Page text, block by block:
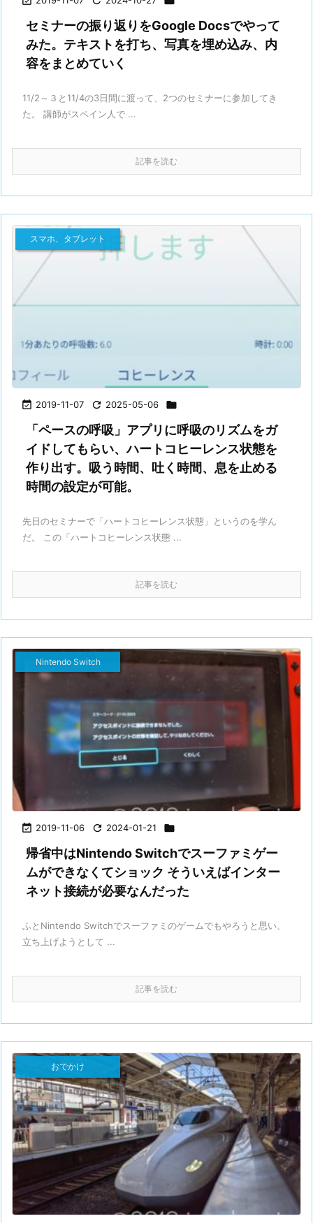
セミナーの振り返りをGoogle Docsでやって
みた。テキストを打ち、写真を埋め込み、内
容をまとめていく
11/2～３と11/4の3日間に渡って、2つのセミナーに参加してき
た。 講師がスペイン人で ...
記事を読む
 2019-11-07  2025-05-06 
スマホ、タブレット
「ペースの呼吸」アプリに呼吸のリズムをガ
イドしてもらい、ハートコヒーレンス状態を
作り出す。吸う時間、吐く時間、息を止める
時間の設定が可能。
先日のセミナーで「ハートコヒーレンス状態」というのを学ん
だ。 この「ハートコヒーレンス状態 ...
記事を読む
 2019-11-06  2024-01-21 
Nintendo Switch
帰省中はNintendo Switchでスーファミゲー
ムができなくてショック そういえばインター
ネット接続が必要なんだった
ふとNintendo Switchでスーファミのゲームでもやろうと思い、
立ち上げようとして ...
記事を読む
おでかけ